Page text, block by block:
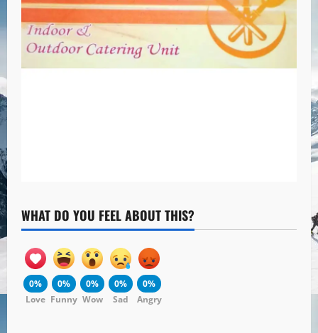
WHAT DO YOU FEEL ABOUT THIS?
0%
Love
0%
Funny
0%
Wow
0%
Sad
0%
Angry